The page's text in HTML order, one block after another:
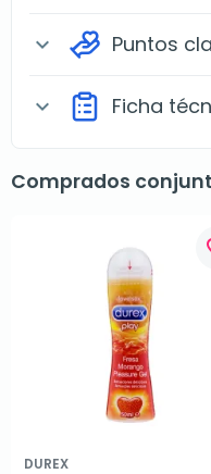
expand_more Puntos
expand_more Ficha
Comprados
DUREX